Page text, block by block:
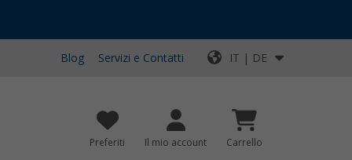
Blog Servizi e Contatti IT | DE
Preferiti Il mio account Carrello